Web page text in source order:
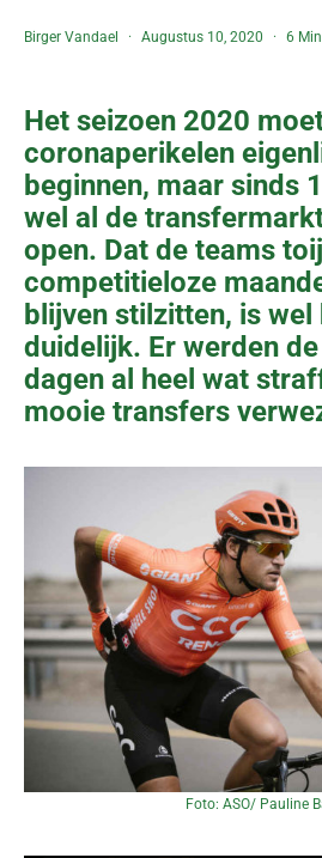
Birger Vandael Augustus 10, 2020 6
Het seizoen 2020
coronaperikelen
beginnen, maar sinds
wel al de
open. Dat de teams
competitieloze
blijven stilzitten, is wel
duidelijk. Er werden
dagen al heel wat
mooie transfers
Foto: ASO/ Pauline